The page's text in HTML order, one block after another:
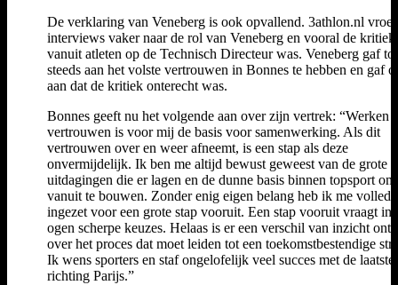
De verklaring van Veneberg is ook opvallend. 3athlon.nl
interviews vaker naar de rol van Veneberg en vooral de kritiek
vanuit atleten op de Technisch Directeur was. Veneberg gaf
steeds aan het volste vertrouwen in Bonnes te hebben en gaf
aan dat de kritiek onterecht was.
Bonnes geeft nu het volgende aan over zijn vertrek: “Werken
vertrouwen is voor mij de basis voor samenwerking. Als dit
vertrouwen over en weer afneemt, is een stap als deze
onvermijdelijk. Ik ben me altijd bewust geweest van de grote
uitdagingen die er lagen en de dunne basis binnen topsport om
vanuit te bouwen. Zonder enig eigen belang heb ik me
ingezet voor een grote stap vooruit. Een stap vooruit vraagt in
ogen scherpe keuzes. Helaas is er een verschil van inzicht
over het proces dat moet leiden tot een toekomstbestendige
Ik wens sporters en staf ongelofelijk veel succes met de laatste
richting Parijs.”